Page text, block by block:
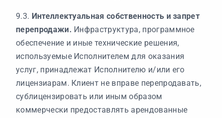
9.3. Интеллектуальная собственность и запрет
перепродажи. Инфраструктура, программное
обеспечение и иные технические решения,
используемые Исполнителем для оказания
услуг, принадлежат Исполнителю и/или его
лицензиарам. Клиент не вправе перепродавать,
сублицензировать или иным образом
коммерчески предоставлять арендованные